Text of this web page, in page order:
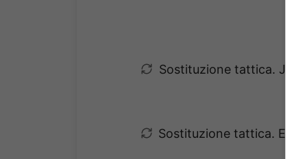
Sostituzione tattica.
Sostituzione tattica.